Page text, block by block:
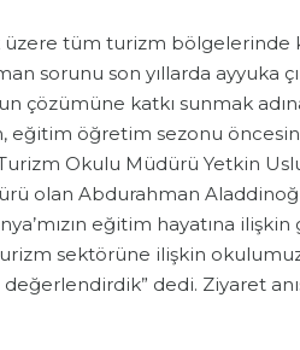
üzere tüm turizm bölgelerinde
sorunu son yıllarda ayyuka
çözümüne katkı sunmak
eğitim öğretim sezonu
Okulu Müdürü Yetkin
olan Abdurahman
eğitim hayatına
sektörüne ilişkin
dedi. Ziyaret